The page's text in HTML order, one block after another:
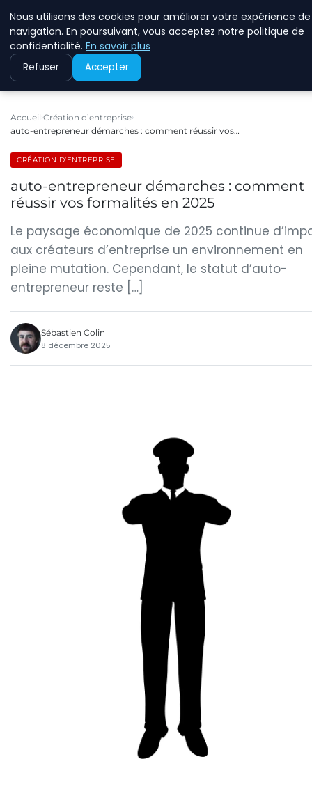
ECOMMCODE2
Accueil Création d’entreprise
auto-entrepreneur démarches : comment réussir vos…
CRÉATION D’ENTREPRISE
auto-entrepreneur démarches : comment
réussir vos formalités en 2025
Le paysage économique de 2025 continue
aux créateurs d’entreprise un environnement en
pleine mutation. Cependant, le statut d’auto-
entrepreneur reste […]
Sébastien Colin
8 décembre 2025
Nous utilisons des cookies pour améliorer votre expérience de
navigation. En poursuivant, vous acceptez notre politique de
confidentialité. En savoir plus
Refuser Accepter